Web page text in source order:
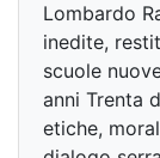
Lombardo
inedite,
scuole
anni Trenta
etiche,